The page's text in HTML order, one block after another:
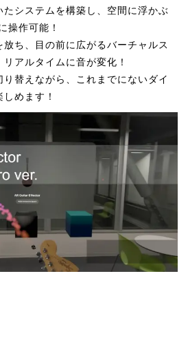
システムを構築し、空間に浮かぶ
操作可能！
ち、目の前に広がるバーチャルス
アルタイムに音が変化！
替えながら、これまでにないダイ
めます！